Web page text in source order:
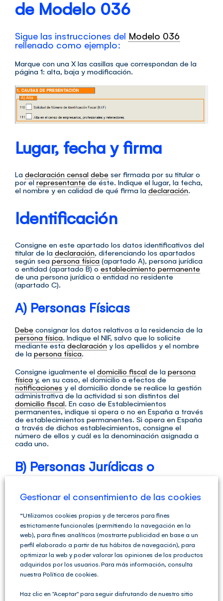
de Modelo 036
Sigue las instrucciones del Modelo 036
rellenado como ejemplo:
Marque con una X las casillas que correspondan de la
página 1: alta, baja y modificación.
Lugar, fecha y firma
La declaración censal debe ser firmada por su titular o
por elrepresentantede éste. Indique el lugar, la fecha,
el nombre y en calidad de qué firma la declaración.
Identificación
Consigne en este apartado los datos identificativos del
titular de la declaración, diferenciando los apartados
según sea persona física (apartado A), persona jurídica
o entidad (apartado B) oestablecimiento permanente
de una persona jurídica o entidad no residente
(apartado C).
A) Personas Físicas
Debe consignar los datos relativos a la residencia de la
persona física. Indique el NIF, salvo que lo solicite
mediante esta declaración y los apellidos y el nombre
de la persona física.
Consigne igualmente el domicilio fiscal de la persona
física y, en su caso, el domicilio a efectos de
notificaciones y el domicilio donde se realice la gestión
administrativa de la actividad si son distintos del
domicilio fiscal. En caso de Establecimientos
permanentes, indique si opera o no en España a través
de establecimientos permanentes. Si opera en España
a través de dichos establecimientos, consigne el
número de ellos y cuál es la denominación asignada a
cada uno.
B) Personas Jurídicas o
constituida en España o en el extranjero y, en este último
caso, consigne el Código país.
Haga constar el NIF, la razón o denominación social y el
anagrama si dispone de él. Si dispone de un Número de
Identificación Fiscal asignado por otro país, indíquelo.
Consigne la fecha de la escritura pública o documento
Gestionar el consentimiento de las cookies
“Utilizamos cookies propias y de terceros para fines
estrictamente funcionales (permitiendo la navegación en la
web), para fines analíticos (mostrarte publicidad en base a un
perfil elaborado a partir de tus hábitos de navegación), para
optimizar la web y poder valorar las opiniones de los productos
adquiridos por los usuarios. Para más información, consulta
nuestra Política de cookies.
Haz clic en "Aceptar" para seguir disfrutando de nuestro sitio